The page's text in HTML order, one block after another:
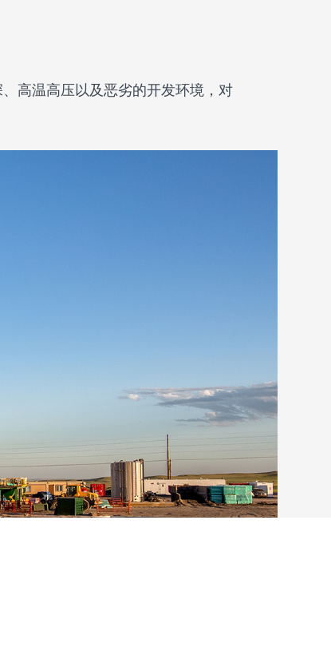
高温高压以及恶劣的开发环境，对